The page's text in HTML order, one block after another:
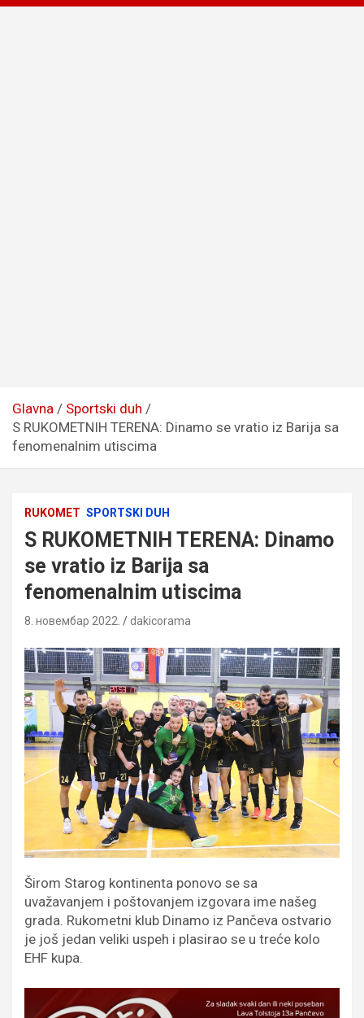
Glavna
Sportski duh
S RUKOMETNIH TERENA: Dinamo se vratio iz Barija sa
fenomenalnim utiscima
RUKOMET SPORTSKI DUH
S RUKOMETNIH TERENA: Dinamo
se vratio iz Barija sa
fenomenalnim utiscima
8. новембар 2022. dakicorama
Širom Starog kontinenta ponovo se sa
uvažavanjem i poštovanjem izgovara ime našeg
grada. Rukometni klub Dinamo iz Pančeva ostvario
je još jedan veliki uspeh i plasirao se u treće kolo
EHF kupa.